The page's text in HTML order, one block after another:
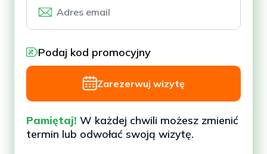
Podaj kod promocyjny
Zarezerwuj wizytę
Pamiętaj! W każdej chwili możesz zmienić
termin lub odwołać swoją wizytę.